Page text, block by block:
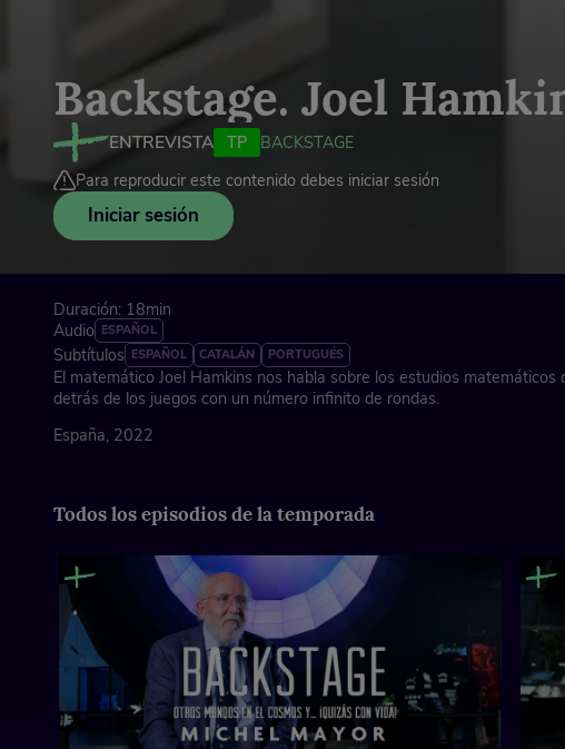
Backstage. Joel
ENTREVISTA TP
BACKSTAGE
Para reproducir este contenido debes iniciar sesión
Iniciar sesión
Duración: 18min
Audio ESPAÑOL
Subtítulos ESPAÑOL CATALÁN PORTUGUÉS
El matemático Joel Hamkins nos habla sobre los estudios matemáticos
detrás de los juegos con un número infinito de rondas.
España, 2022
Todos los episodios de la temporada